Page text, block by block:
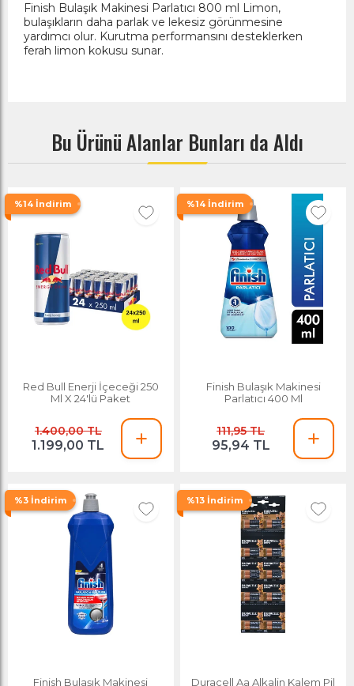
Finish Bulaşık Makinesi Parlatıcı 800 ml Limon,
bulaşıkların daha parlak ve lekesiz görünmesine
yardımcı olur. Kurutma performansını desteklerken
ferah limon kokusu sunar.
Bu Ürünü Alanlar Bunları da Aldı
%14 İndirim
Red Bull Enerji İçeceği 250
Ml X 24'lü Paket
1.400,00 TL
1.199,00 TL
%14 İndirim
Finish Bulaşık Makinesi
Parlatıcı 400 Ml
111,95 TL
95,94 TL
%3 İndirim
Finish Bulaşık Makinesi
%13 İndirim
Duracell Aa Alkalin Kalem Pil